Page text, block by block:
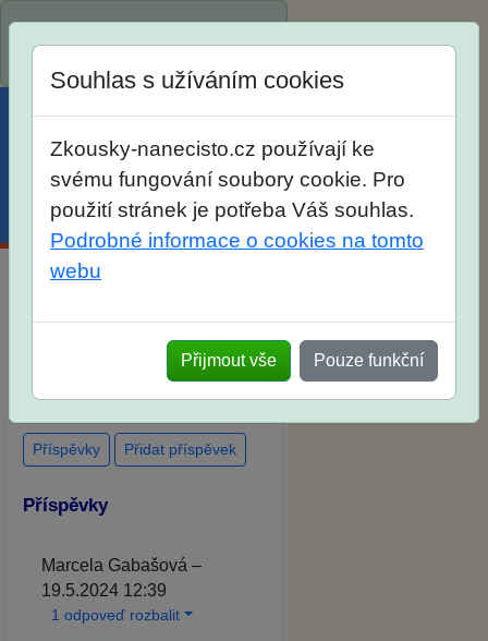
Menu Účet Košík
po skutečných přijímacích
zkouškách
Souhlas s užíváním cookies
Zkousky-nanecisto.cz používají ke
svému fungování soubory cookie. Pro
použití stránek je potřeba Váš souhlas.
Podrobné informace o cookies na tomto
webu
Přijmout vše Pouze funkční
Příspěvky Přidat příspěvek
Příspěvky
Marcela Gabašová –
19.5.2024 12:39
1 odpoveď rozbalit